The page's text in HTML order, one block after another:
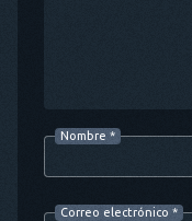
Nombre *
Correo electrónico *